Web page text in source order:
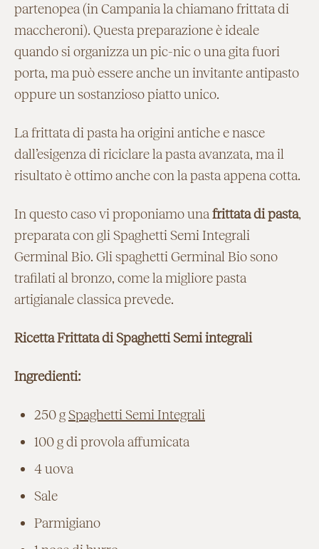
partenopea (in Campania la chiamano frittata di
maccheroni). Questa preparazione è ideale
quando si organizza un pic-nic o una gita fuori
porta, ma può essere anche un invitante antipasto
oppure un sostanzioso piatto unico.
La frittata di pasta ha origini antiche e nasce
dall’esigenza di riciclare la pasta avanzata, ma il
risultato è ottimo anche con la pasta appena cotta.
In questo caso vi proponiamo unafrittata di pasta,
preparata con gliSpaghetti Semi Integrali
Germinal Bio. Gli spaghetti Germinal Bio sono
trafilati al bronzo, come la migliore pasta
artigianale classica prevede.
Ricetta Frittata di Spaghetti Semi integrali
Ingredienti:
250 gSpaghetti Semi Integrali
100 g di provola affumicata
4 uova
Sale
Parmigiano